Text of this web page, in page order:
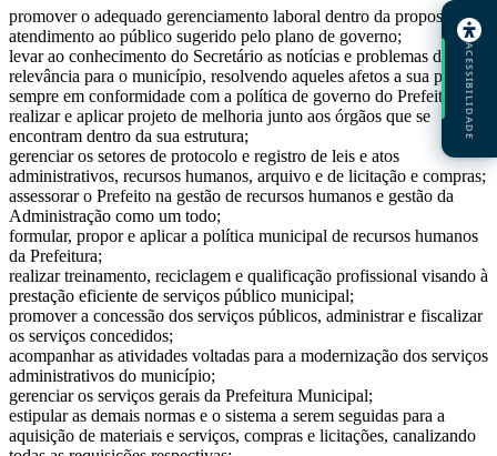
promover o adequado gerenciamento laboral dentro da proposta de
atendimento ao público sugerido pelo plano de governo;
levar ao conhecimento do Secretário as notícias e problemas de
relevância para o município, resolvendo aqueles afetos a sua pasta,
sempre em conformidade com a política de governo do Prefeito;
realizar e aplicar projeto de melhoria junto aos órgãos que se
encontram dentro da sua estrutura;
gerenciar os setores de protocolo e registro de leis e atos
administrativos, recursos humanos, arquivo e de licitação e compras;
assessorar o Prefeito na gestão de recursos humanos e gestão da
Administração como um todo;
formular, propor e aplicar a política municipal de recursos humanos
da Prefeitura;
realizar treinamento, reciclagem e qualificação profissional visando à
prestação eficiente de serviços público municipal;
promover a concessão dos serviços públicos, administrar e fiscalizar
os serviços concedidos;
acompanhar as atividades voltadas para a modernização dos serviços
administrativos do município;
gerenciar os serviços gerais da Prefeitura Municipal;
estipular as demais normas e o sistema a serem seguidas para a
aquisição de materiais e serviços, compras e licitações, canalizando
ACESSIBILIDADE